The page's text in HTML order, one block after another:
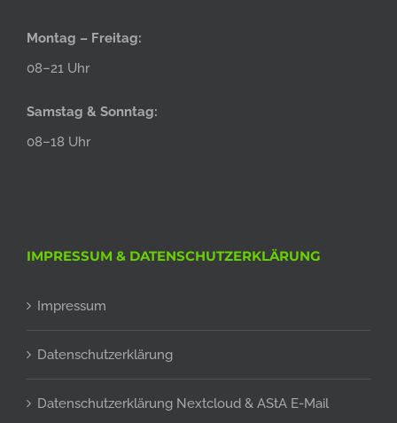
Montag – Freitag:
08–21 Uhr
Samstag & Sonntag:
08–18 Uhr
IMPRESSUM & DATENSCHUTZERKLÄRUNG
Impressum
Datenschutzerklärung
Datenschutzerklärung Nextcloud & AStA E-Mail